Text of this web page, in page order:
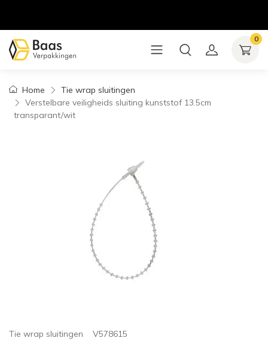
0
Home
Tie wrap sluitingen
Verstelbare veiligheids sluiting kunststof 13.5cm
transparant/wit
Tie wrap sluitingen V578615